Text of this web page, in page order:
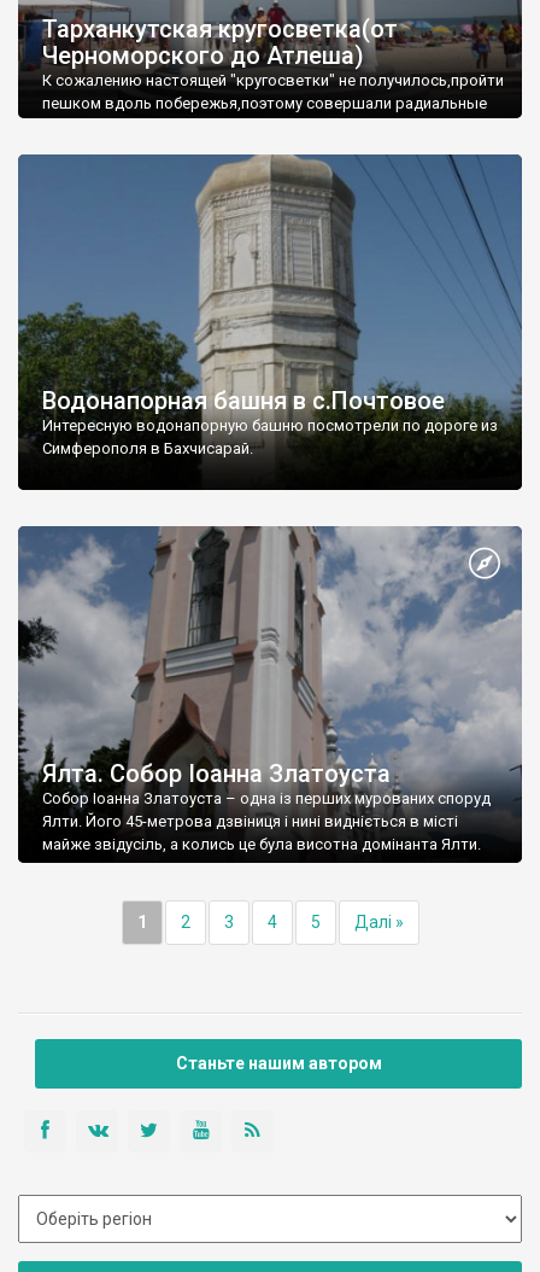
Тарханкутская кругосветка(от
Черноморского до Атлеша)
К сожалению настоящей "кругосветки" не получилось,пройти
пешком вдоль побережья,поэтому совершали радиальные
Водонапорная башня в с.Почтовое
Интересную водонапорную башню посмотрели по дороге из
Симферополя в Бахчисарай.
Ялта. Собор Іоанна Златоуста
Собор Іоанна Златоуста – одна із перших мурованих споруд
Ялти. Його 45-метрова дзвіниця і нині видніється в місті
майже звідусіль, а колись це була висотна домінанта Ялти.
1 2 3 4 5 Далі »
Станьте нашим автором